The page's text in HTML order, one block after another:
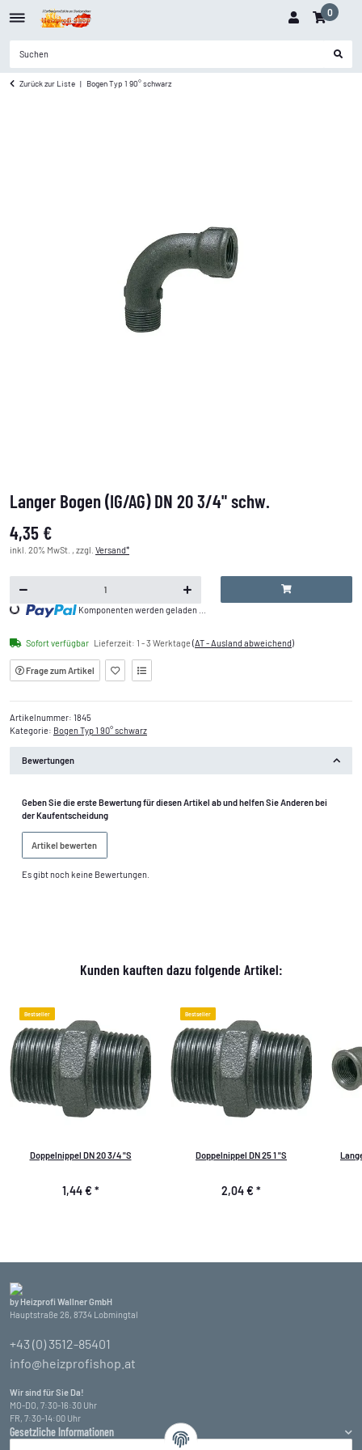
0
Zurück zur Liste Bogen Typ 1 90° schwarz
Langer Bogen (IG/AG) DN 20 3/4" schw.
4,35 €
inkl. 20% MwSt. , zzgl. Versand*
Loading... Komponenten werden geladen ...
Sofort verfügbar Lieferzeit: 1 - 3 Werktage(AT - Ausland abweichend)
Frage zum Artikel
Artikelnummer: 1845
Kategorie: Bogen Typ 1 90° schwarz
Bewertungen
Geben Sie die erste Bewertung für diesen Artikel ab und helfen Sie Anderen bei
der Kaufentscheidung
Artikel bewerten
Es gibt noch keine Bewertungen.
Kunden kauften dazu folgende Artikel:
Bestseller
Doppelnippel DN 20 3/4 "S
1,44 € *
Bestseller
Doppelnippel DN 25 1 "S
2,04 € *
Langer
by Heizprofi Wallner GmbH
Hauptstraße 26, 8734 Lobmingtal
+43 (0) 3512-85401
info@heizprofishop.at
Wir sind für Sie Da!
MO-DO, 7:30-16:30 Uhr
FR, 7:30-14:00 Uhr
Gesetzliche Informationen